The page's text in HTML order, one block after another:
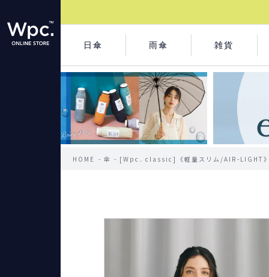
日傘 雨傘 雑貨
HOME 傘 [Wpc. classic]《軽量スリム/AIR-LIGHT》